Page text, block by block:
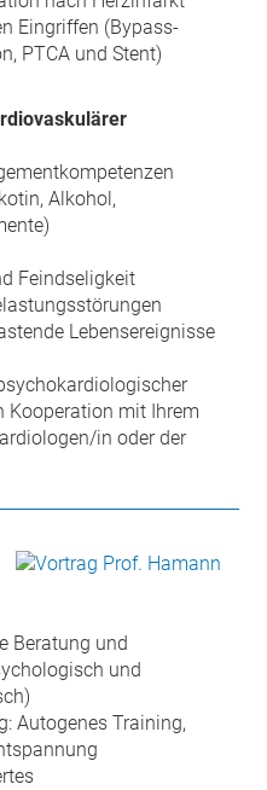
Eingriffen (Bypass-
PTCA und Stent)
Alkohol,
Feindseligkeit
Lebensereignisse
Kooperation mit Ihrem
in oder der
Beratung und
und
Autogenes Training,